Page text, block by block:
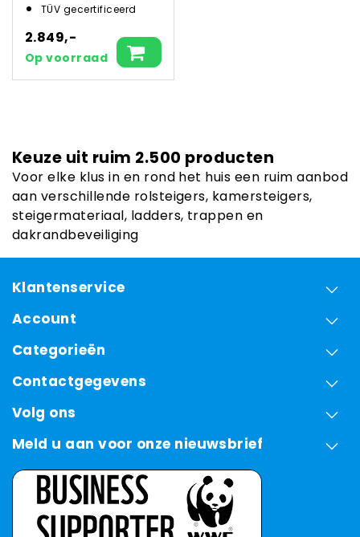
TÜV gecertificeerd
2.849,-
Op voorraad
Keuze uit ruim 2.500 producten
Voor elke klus in en rond het huis een ruim aanbod
aan verschillende rolsteigers, kamersteigers,
steigermateriaal, ladders, trappen en
dakrandbeveiliging
Klantenservice
Account
Categorieën
Contactgegevens
Volg ons
Meld u aan voor onze nieuwsbrief